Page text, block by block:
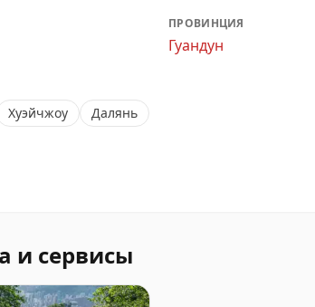
ПРОВИНЦИЯ
Гуандун
Хуэйчжоу Далянь
и сервисы